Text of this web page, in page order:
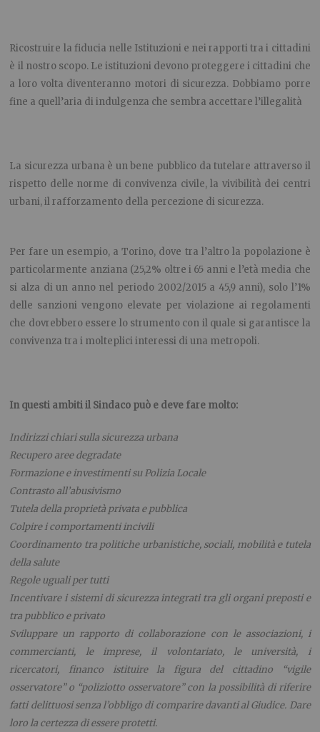
Ricostruire la fiducia nelle Istituzioni e nei rapporti tra i cittadini
è il nostro scopo. Le istituzioni devono proteggere i cittadini che
a loro volta diventeranno motori di sicurezza. Dobbiamo porre
fine a quell’aria di indulgenza che sembra accettare l’illegalità
La sicurezza urbana è un bene pubblico da tutelare attraverso il
rispetto delle norme di convivenza civile, la vivibilità dei centri
urbani, il rafforzamento della percezione di sicurezza.
Per fare un esempio, a Torino, dove tra l’altro la popolazione è
particolarmente anziana (25,2% oltre i 65 anni e l’età media che
si alza di un anno nel periodo 2002/2015 a 45,9 anni), solo l’1%
delle sanzioni vengono elevate per violazione ai regolamenti
che dovrebbero essere lo strumento con il quale si garantisce la
convivenza tra i molteplici interessi di una metropoli.
In questi ambiti il Sindaco può e deve fare molto:
Indirizzi chiari sulla sicurezza urbana
Recupero aree degradate
Formazione e investimenti su Polizia Locale
Contrasto all’abusivismo
Tutela della proprietà privata e pubblica
Colpire i comportamenti incivili
Coordinamento tra politiche urbanistiche, sociali, mobilità e tutela
della salute
Regole uguali per tutti
Incentivare i sistemi di sicurezza integrati tra gli organi preposti e
tra pubblico e privato
Sviluppare un rapporto di collaborazione con le associazioni, i
commercianti, le imprese, il volontariato, le università, i
ricercatori, financo istituire la figura del cittadino “vigile
osservatore” o “poliziotto osservatore” con la possibilità di riferire
fatti delittuosi senza l’obbligo di comparire davanti al Giudice. Dare
loro la certezza di essere protetti.